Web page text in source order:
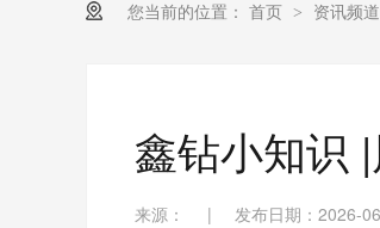
您当前的位置： 首页 > 资讯频道
鑫钻小知识
来源： | 发布日期：2026-